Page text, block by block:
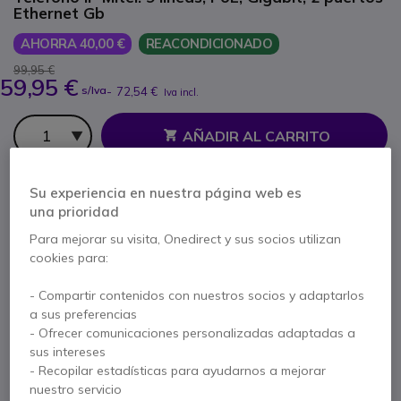
Ethernet Gb
AHORRA 40,00 € REACONDICIONADO
99,95 €
59,95 € s/Iva- 72,54 € Iva incl.
Cantidad
AÑADIR AL CARRITO
PRESUPUESTO EN 4 H
Paga en 3 pagos de
Mostrar más
Su experiencia en nuestra página web es
una prioridad
Para mejorar su visita, Onedirect y sus socios utilizan
cookies para:
- Compartir contenidos con nuestros socios y adaptarlos
a sus preferencias
- Ofrecer comunicaciones personalizadas adaptadas a
sus intereses
- Recopilar estadísticas para ayudarnos a mejorar
nuestro servicio